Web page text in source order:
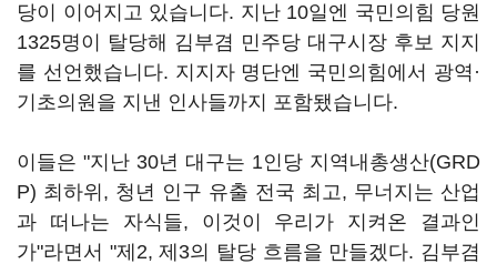
당이 이어지고 있습니다. 지난 10일엔 국민의힘 당원
1325명이 탈당해 김부겸 민주당 대구시장 후보 지지
를 선언했습니다. 지지자 명단엔 국민의힘에서 광역·
기초의원을 지낸 인사들까지 포함됐습니다.
이들은 "지난 30년 대구는 1인당 지역내총생산(GRD
P) 최하위, 청년 인구 유출 전국 최고, 무너지는 산업
과 떠나는 자식들, 이것이 우리가 지켜온 결과인
가"라면서 "제2, 제3의 탈당 흐름을 만들겠다. 김부겸